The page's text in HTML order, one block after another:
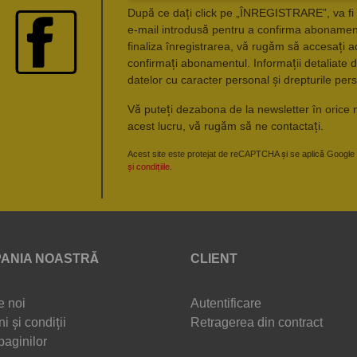
După ce dați click pe „ÎNREGISTRARE”, va
e-mail introdusă pentru a confirma
finaliza înregistrarea, vă rugăm să accesați
confirmați abonamentul. Informații detaliate
datelor cu caracter personal și drepturile
Vă puteți dezabona de la newsletter în orice
acest lucru, vă rugăm să ne contactați.
Acest site este protejat de reCAPTCHA și se aplică Google
și condițiile
NOASTRĂ
noi
și condiții
CLIENT
Autentificare
Retragerea din contract